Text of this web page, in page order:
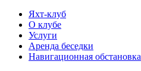
Яхт-клуб
О клубе
Услуги
Аренда беседки
Навигационная обстановка